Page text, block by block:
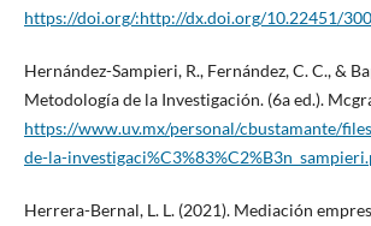
https://doi.org/:http://dx.doi.org/10.22451/
Hernández-Sampieri, R., Fernández, C. C., &
Metodología de la Investigación. (6a ed.).
https://www.uv.mx/personal/cbustamante/
de-la-
Herrera-Bernal, L. L. (2021). Mediación